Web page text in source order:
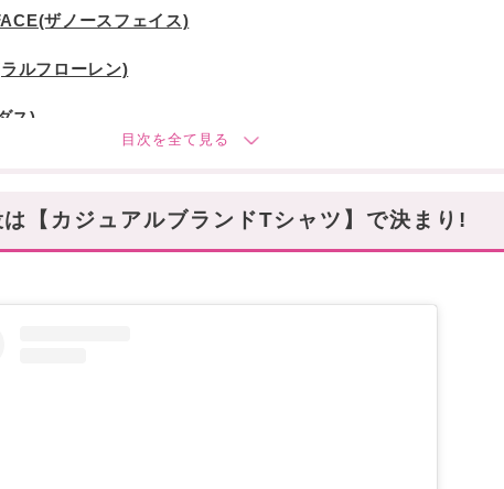
ザノースフェイス)
ルフローレン)
ス)
メの記事はこちら!
【カジュアルブランドTシャツ】で決まり!